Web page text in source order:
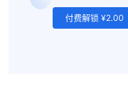
付费解锁 ¥2.00